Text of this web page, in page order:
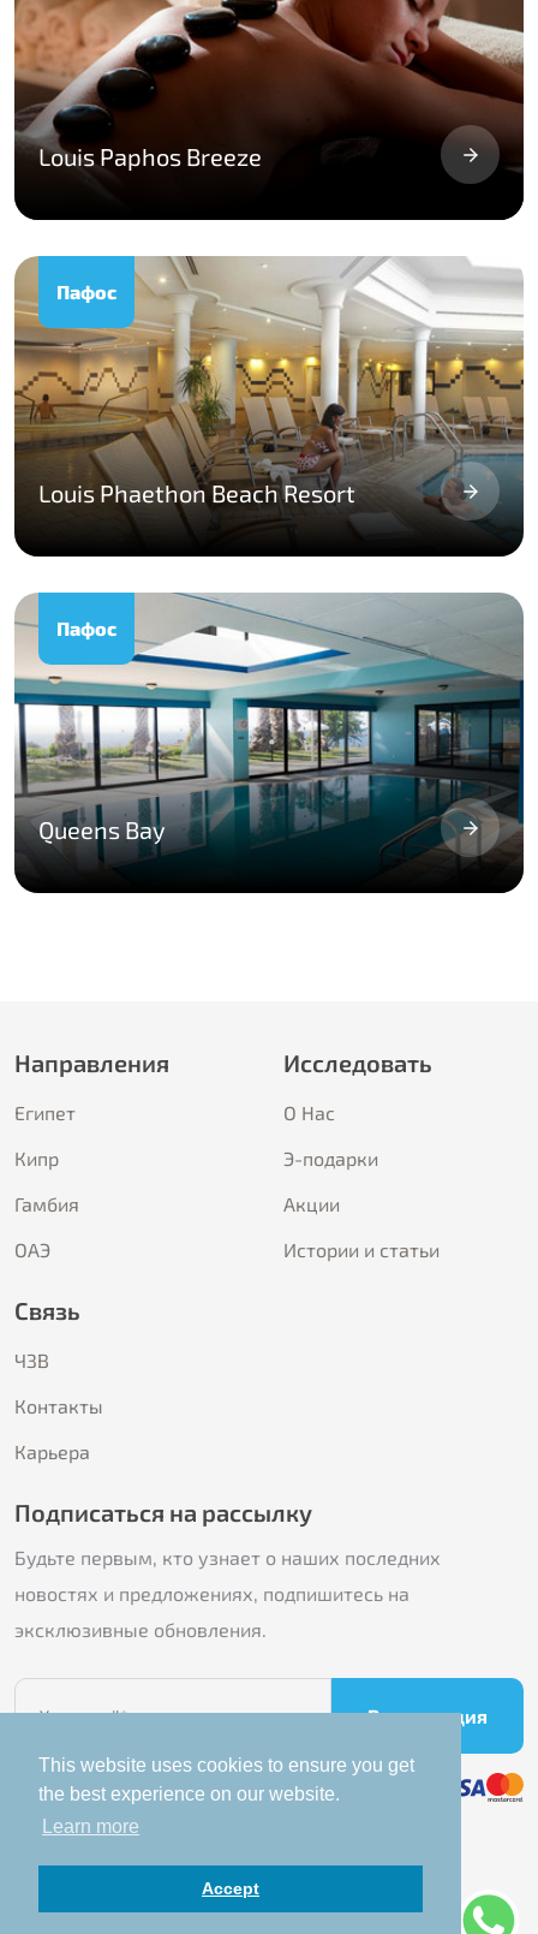
This website uses cookies to ensure you get
the best experience on our website.
Learn more
Accept
Louis Paphos Breeze
Пафос
Louis Phaethon Beach Resort
Пафос
Queens Bay
Направления
Египет
Кипр
Гамбия
ОАЭ
Исследовать
О Hас
Э-подарки
Акции
Истории и статьи
Связь
ЧЗВ
Контакты
Карьера
Подписаться на рассылку
Будьте первым, кто узнает о наших последних
новостях и предложениях, подпишитесь на
эксклюзивные обновления.
Регистрация
Условия использования
Planet Spa © Все права защищены - 2024